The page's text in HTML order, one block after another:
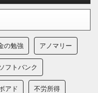
の勉強 アノマリー
ソフトバンク
アド 不労所得